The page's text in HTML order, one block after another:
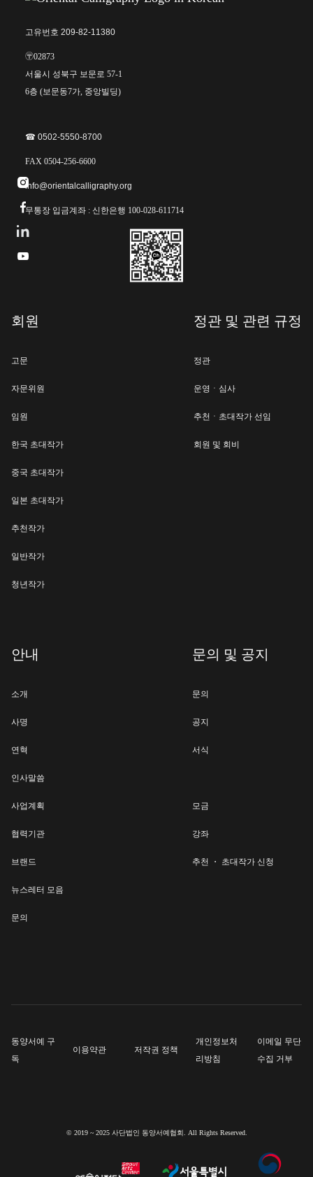
고유번호 209-82-11380
〶02873
서울시 성북구 보문로 57-1
6층 (보문동7가, 중앙빌딩)
☎︎ 0502-5550-8700
FAX 0504-256-6600
info@orientalcalligraphy.org
무통장 입금계좌 : 신한은행 100-028-611714
회원
고문
자문위원
임원
한국 초대작가
중국 초대작가
일본 초대작가
추천작가
일반작가
청년작가
정관 및 관련 규정
정관
운영ㆍ심사
추천ㆍ초대작가 선임
회원 및 회비
안내
소개
사명
연혁
인사말씀
사업계획
협력기관
브랜드
뉴스레터 모음
문의
문의 및 공지
문의
공지
서식
모금
강좌
추천 ・ 초대작가 신청
동양서예 구
독
이용약관 저작권 정책
개인정보처
리방침
이메일 무단
수집 거부
© 2019 ~ 2025 사단법인 동양서예협회. All Rights Reserved.


